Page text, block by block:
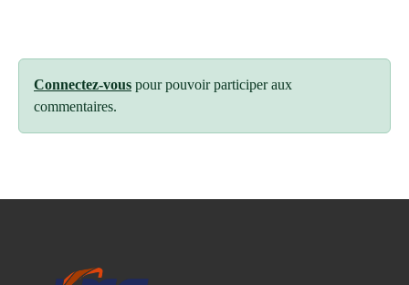
Connectez-vous pour pouvoir participer aux
commentaires.